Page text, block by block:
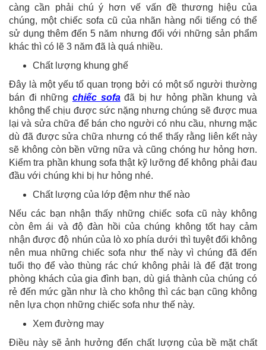
càng cần phải chú ý hơn vế vấn đề thương hiệu của
chúng, một chiếc sofa cũ của nhãn hàng nổi tiếng có thể
sử dụng thêm đến 5 năm nhưng đối với những sản phẩm
khác thì có lẽ 3 năm đã là quá nhiều.
Chất lượng khung ghế
Đây là một yếu tố quan trọng bởi có một số người thường
bán đi những chiếc sofađã bị hư hỏng phần khung và
không thể chịu được sức nặng nhưng chúng sẽ được mua
lại và sửa chữa để bán cho người có nhu cầu, nhưng mặc
dù đã được sửa chữa nhưng có thể thấy rằng liên kết này
sẽ không còn bền vững nữa và cũng chóng hư hỏng hơn.
Kiểm tra phần khung sofa thật kỹ lưỡng để không phải đau
đầu với chúng khi bị hư hỏng nhé.
Chất lượng của lớp đệm như thế nào
Nếu các bạn nhận thấy những chiếc sofa cũ này không
còn êm ái và độ đàn hồi của chúng không tốt hay cảm
nhận được độ nhún của lò xo phía dưới thì tuyệt đối không
nên mua những chiếc sofa như thế này vì chúng đã đến
tuổi thọ để vào thùng rác chứ không phải là để đặt trong
phòng khách của gia đình bạn, dù giá thành của chúng có
rẻ đến mức gần như là cho không thì các bạn cũng không
nên lựa chọn những chiếc sofa như thế này.
Xem đường may
Điều này sẽ ảnh hưởng đến chất lượng của bề mặt chất